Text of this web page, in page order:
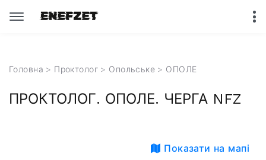
Головна > Проктолог > Опольське > ОПОЛЕ
ПРОКТОЛОГ. ОПОЛЕ. ЧЕРГА NFZ
Показати на мапі